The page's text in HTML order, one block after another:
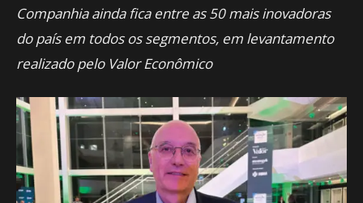
Companhia ainda fica entre as 50 mais inovadoras
do país em todos os segmentos, em levantamento
realizado pelo Valor Econômico